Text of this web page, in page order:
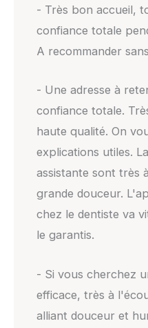
- Très bon accueil,
confiance totale
A recommander
- Une adresse à
confiance totale.
haute qualité. On
explications utiles.
assistante sont très
grande douceur.
chez le dentiste va
le garantis.
- Si vous cherchez
efficace, très à
alliant douceur et